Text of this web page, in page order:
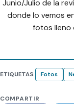
Junio/Julio de la
donde lo vemos
fotos lleno
ETIQUETAS Fotos
COMPARTIR